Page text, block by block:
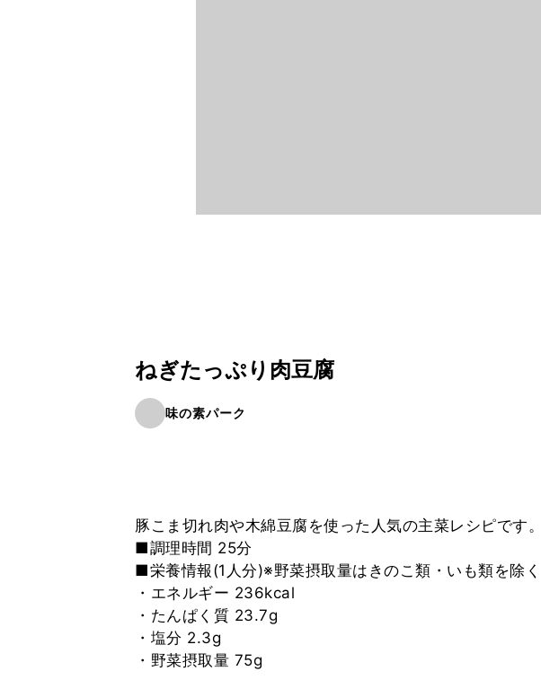
ねぎたっぷり肉豆腐
味の素パーク
豚こま切れ肉や木綿豆腐を使った人気の主菜レシピです。
■調理時間 25分
■栄養情報(1人分)※野菜摂取量はきのこ類・いも類を除く
・エネルギー 236kcal
・たんぱく質 23.7g
・塩分 2.3g
・野菜摂取量 75g